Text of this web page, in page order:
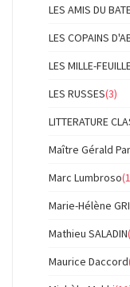
LES AMIS DU
LES COPAINS
LES MILLE-
LES RUSSES(3)
LITTERATURE
Maître Gérald
Marc Lumbroso
Marie-Hélène
Mathieu SALADIN
Maurice Daccord